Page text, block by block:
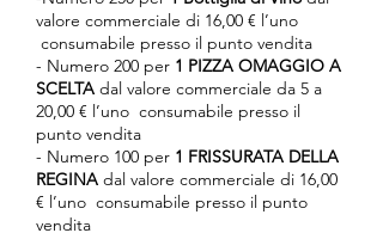
valore commerciale di 16,00 € l’uno
consumabile presso il punto vendita
- Numero 200 per 1 PIZZA OMAGGIO A
SCELTA dal valore commerciale da 5 a
20,00 € l’uno consumabile presso il
punto vendita
- Numero 100 per 1 FRISSURATA DELLA
REGINA dal valore commerciale di 16,00
€ l’uno consumabile presso il punto
vendita